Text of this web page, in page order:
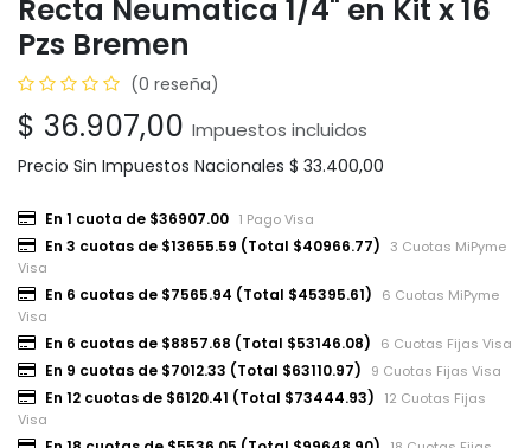
Recta Neumatica 1/4" en Kit x 16
Pzs Bremen
(0 reseña)
$ 36.907,00 Impuestos incluidos
Precio Sin Impuestos Nacionales $ 33.400,00
En 1 cuota de $36907.00 1 Pago Visa
En 3 cuotas de $13655.59 (Total $40966.77)
3 Cuotas MiPyme
Visa
En 6 cuotas de $7565.94 (Total $45395.61)
6 Cuotas MiPyme
Visa
En 6 cuotas de $8857.68 (Total $53146.08) 6 Cuotas Fijas Visa
En 9 cuotas de $7012.33 (Total $63110.97) 9 Cuotas Fijas Visa
En 12 cuotas de $6120.41 (Total $73444.93)
12 Cuotas Fijas
Visa